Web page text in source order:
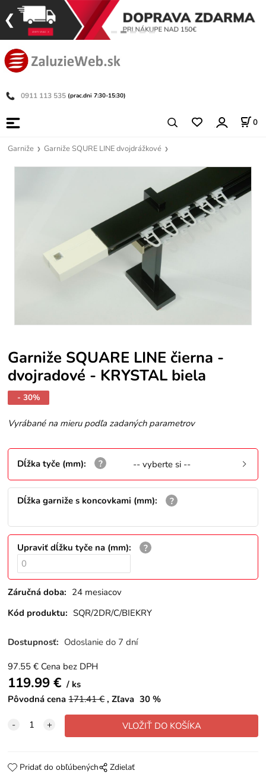
0911 113 535 (prac.dni 7:30-15:30)
0
Garniže Garniže SQURE LINE dvojdrážkové
Garniže SQUARE LINE čierna -
dvojradové - KRYSTAL biela
- 30%
Vyrábané na mieru podľa zadaných parametrov
Dĺžka tyče (mm): -- vyberte si --
Dĺžka garniže s koncovkami (mm):
Upraviť dĺžku tyče na (mm):
Záručná doba: 24 mesiacov
Kód produktu: SQR/2DR/C/BIEKRY
Dostupnosť: Odoslanie do 7 dní
97.55 € Cena bez DPH
119.99€
ks
Pôvodná cena 171.41€ Zľava 30 %
Pridať do obľúbených Zdielať